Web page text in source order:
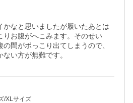
かなと思いましたが履いたあとは
りお腹がへこみます。そのせい
間がポっこり出てしまうので、
い方が無難です。
/XLサイズ